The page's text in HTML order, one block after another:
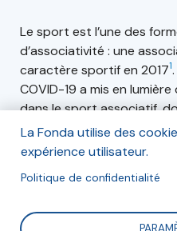
Le sport est l’une des
d’associativité : une
caractère sportif en 20171
COVID-19 a mis en
dans le sport associatif,
bénévoles et la
à fédérer, les clubs se
plus politique. D’autres
santé. Un véritable secteur
La Fonda utilise des
expérience utilisateur.
Politique de confidentialité